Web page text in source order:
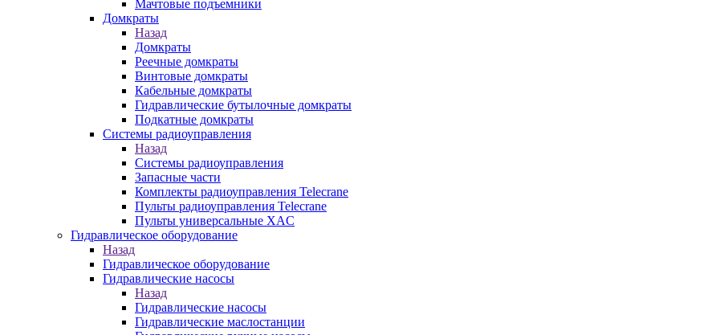
Мачтовые подъемники
Домкраты
Назад
Домкраты
Реечные домкраты
Винтовые домкраты
Кабельные домкраты
Гидравлические бутылочные домкраты
Подкатные домкраты
Системы радиоуправления
Назад
Системы радиоуправления
Запасные части
Комплекты радиоуправления Telecrane
Пульты радиоуправления Telecrane
Пульты универсальные XAC
Гидравлическое оборудование
Назад
Гидравлическое оборудование
Гидравлические насосы
Назад
Гидравлические насосы
Гидравлические маслостанции